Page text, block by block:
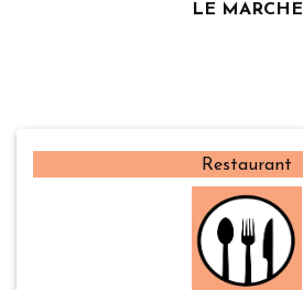
LE MARCHE
Restaurant